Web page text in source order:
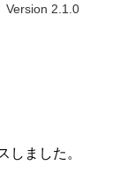
Version 2.1.0
しました。